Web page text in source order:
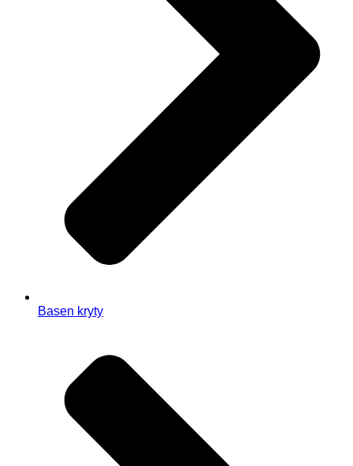
Basen kryty